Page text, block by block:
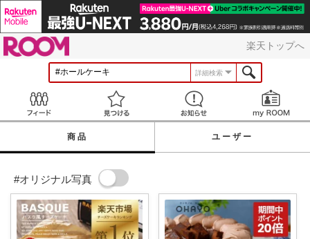
楽天トップへ
詳細検索
見つける お知らせ
商品 ユーザー
#オリジナル写真